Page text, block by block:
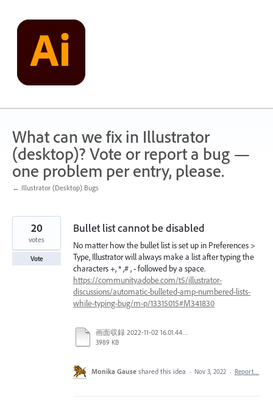
content
What can we fix in Illustrator
(desktop)? Vote or report a bug —
one problem per entry, please.
← Illustrator (Desktop) Bugs
Bullet list cannot be disabled
No matter how the bullet list is set up in Preferences >
Type, Illustrator will always make a list after typing the
characters +, * ,# , - followed by a space.
https://community.adobe.com/t5/illustrator-
discussions/automatic-bulleted-amp-numbered-lists-
while-typing-bug/m-p/13315015#M341830
画面収録 2022-11-02 16.01.44.mov
3989 KB
20
votes
Vote
Monika Gause shared this idea · Nov 3, 2022 · Report…